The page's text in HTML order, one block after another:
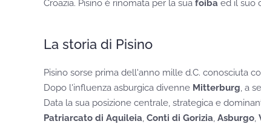
Croazia. Pisino è rinomata per la sua foiba ed il suo
La storia di Pisino
Pisino sorse prima dell'anno mille d.C. conosciuta
Dopo l'influenza asburgica divenne Mitterburg, a
Data la sua posizione centrale, strategica e
Patriarcato di Aquileia, Conti di Gorizia, Asburgo,